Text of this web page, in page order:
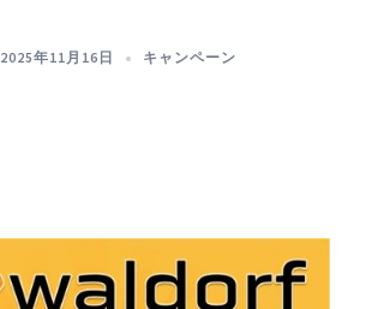
2025年11月16日 キャンペーン